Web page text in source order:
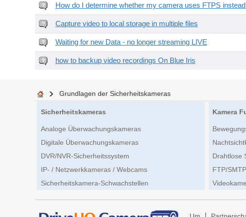
How do I determine whether my camera uses FTPS
Capture video to local storage in multiple files
Waiting for new Data - no longer streaming LIVE
how to backup video recordings On Blue Iris
Grundlagen der Sicherheitskameras
Sicherheitskameras
Analoge Überwachungskameras
Digitale Überwachungskameras
DVR/NVR-Sicherheitssystem
IP- / Netzwerkkameras / Webcams
Sicherheitskamera-Schwachstellen
Kamera
Drahtlose
FTP/